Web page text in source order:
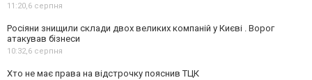
11:20,6 серпня
Росіяни знищили склади двох великих компаній у Києві . Ворог
атакував бізнеси
10:32,6 серпня
Хто не має права на відстрочку пояснив ТЦК